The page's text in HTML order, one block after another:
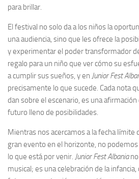
para brillar.
El festival no solo da a los niños la
una audiencia, sino que les ofrece la
y experimentar el poder transformador
regalo para un niño que ver cómo su
a cumplir sus sueños, y en Junior Fest
precisamente lo que sucede. Cada nota
dan sobre el escenario, es una
futuro lleno de posibilidades.
Mientras nos acercamos a la fecha límite
gran evento en el horizonte, no
lo que está por venir. Junior Fest Albaniano
musical; es una celebración de la